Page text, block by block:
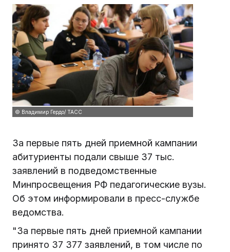
© Владимир Гердо/ ТАСС
За первые пять дней приемной кампании
абитуриенты подали свыше 37 тыс.
заявлений в подведомственные
Минпросвещения РФ педагогические вузы.
Об этом информировали в пресс-службе
ведомства.
"За первые пять дней приемной кампании
принято 37 377 заявлений, в том числе по